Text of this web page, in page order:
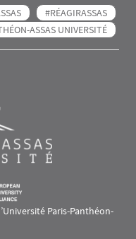
#RÉAGIRASSAS
ASSAS UNIVERSITÉ
Paris-Panthéon-